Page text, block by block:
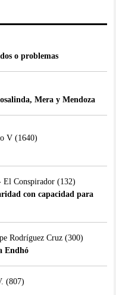
o problemas
Mera y Mendoza
V(1640)
Conspirador(132)
con capacidad para
Rodríguez Cruz(300)
Endhó
(807)